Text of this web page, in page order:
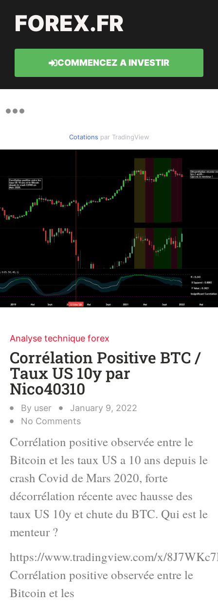
FOREX.FR
COMMENCEZ A INVESTIR
Cotations par TradingView
Analyse technique forex
Corrélation Positive BTC /
Taux US 10y par
Nico40310
By user
January 9, 2022
No Comments
Corrélation positive observée entre le
Bitcoin et les taux US a 10 ans depuis le
crash Covid de Mars 2020, forte
décorrélation récente avec hausse des
taux US 10y et chute du BTC. Qui est le
menteur ?
https://www.tradingview.com/x/
Corrélation positive observée entre le
Bitcoin et les